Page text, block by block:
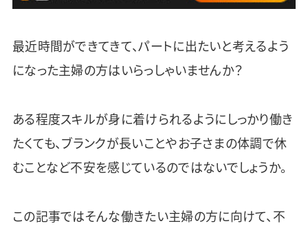
最近時間ができてきて、パートに出たいと考えるよう
になった主婦の方はいらっしゃいませんか？
ある程度スキルが身に着けられるようにしっかり働き
たくても、ブランクが長いことやお子さまの体調で休
むことなど不安を感じているのではないでしょうか。
この記事ではそんな働きたい主婦の方に向けて、不